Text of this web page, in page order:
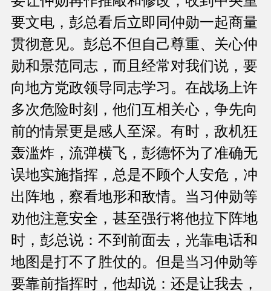
要文电，彭总看后立即同仲勋一起商量
贯彻意见。彭总不但自己尊重、关心仲
勋和景范同志，而且经常对我们说，要
向地方党政领导同志学习。在战场上许
多次危险时刻，他们互相关心，争先向
前的情景更是感人至深。有时，敌机狂
轰滥炸，流弹横飞，彭德怀为了准确无
误地实施指挥，总是不顾个人安危，冲
出阵地，察看地形和敌情。当习仲勋等
劝他注意安全，甚至强行将他拉下阵地
时，彭总说：不到前面去，光靠电话和
地图是打不了胜仗的。但是当习仲勋等
要靠前指挥时，他却说：还是让我去，